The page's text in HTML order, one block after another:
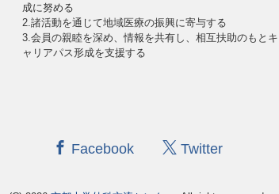
成に努める
2.諸活動を通じて地域医療の振興に寄与する
3.会員の親睦を深め、情報を共有し、相互扶助のもとキ
ャリアパス形成を支援する
Facebook Twitter